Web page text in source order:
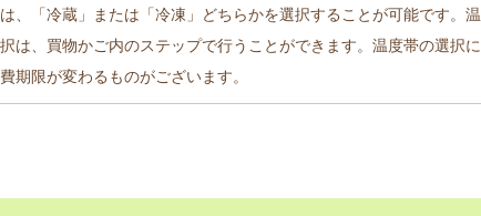
、「冷蔵」または「冷凍」どちらかを選択することが可能です。温
は、買物かご内のステップで行うことができます。温度帯の選択に
期限が変わるものがございます。